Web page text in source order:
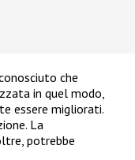
che
in quel modo,
essere migliorati.
La
potrebbe